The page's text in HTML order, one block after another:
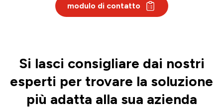
modulo di contatto
Si lasci consigliare dai nostri
esperti per trovare la soluzione
più adatta alla sua azienda